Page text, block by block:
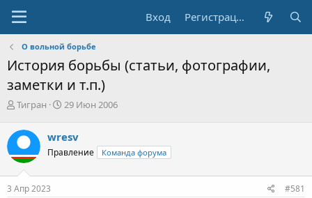
Вход Регистрация
О вольной борьбе
История борьбы (статьи, фотографии,
заметки и т.п.)
А
т
о
р
т
е
м
Тигран
Д
а
н
ч
29 Июн 2006
wresv
Правление Команда форума
3 Апр 2023 #581